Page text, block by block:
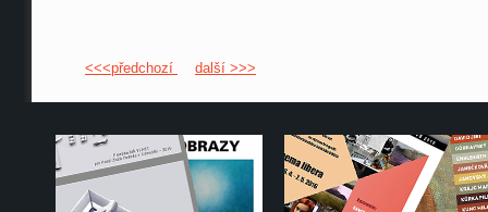
<<<předchozí další >>>